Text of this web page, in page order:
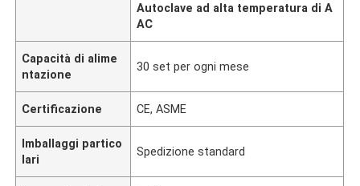
Autoclave ad alta temperatura di A
AC
Capacità di alime
ntazione
30 set per ogni mese
Certificazione CE, ASME
Imballaggi partico
lari
Spedizione standard